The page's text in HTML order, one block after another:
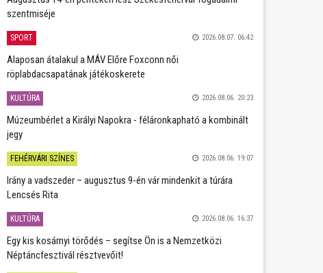
szentmiséje
SPORT 2026.08.07. 06:42
Alaposan átalakul a MÁV Előre Foxconn női
röplabdacsapatának játékoskerete
KULTÚRA 2026.08.06. 20:23
Múzeumbérlet a Királyi Napokra - féláronkapható a kombinált
jegy
FEHÉRVÁRI SZÍNES 2026.08.06. 19:07
Irány a vadszeder – augusztus 9-én vár mindenkit a túrára
Lencsés Rita
KULTÚRA 2026.08.06. 16:37
Egy kis kosárnyi törődés – segítse Ön is a Nemzetközi
Néptáncfesztivál résztvevőit!